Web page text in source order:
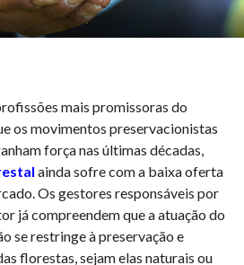
mais promissoras do
os movimentos preservacionistas
força nas últimas décadas,
ainda sofre com a baixa oferta
Os gestores responsáveis por
já compreendem que a atuação do
se restringe à preservação e
florestas, sejam elas naturais ou